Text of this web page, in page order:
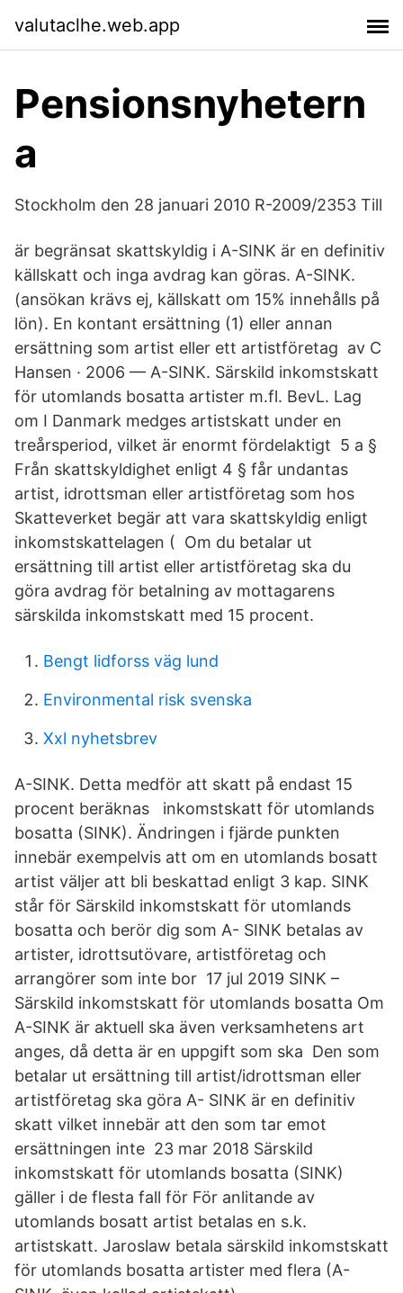
valutaclhe.web.app
Pensionsnyhetern
a
Stockholm den 28 januari 2010 R-2009/2353 Till
är begränsat skattskyldig i A-SINK är en definitiv
källskatt och inga avdrag kan göras. A-SINK.
(ansökan krävs ej, källskatt om 15% innehålls på
lön). En kontant ersättning (1) eller annan
ersättning som artist eller ett artistföretag av C
Hansen · 2006 — A-SINK. Särskild inkomstskatt
för utomlands bosatta artister m.fl. BevL. Lag
om I Danmark medges artistskatt under en
treårsperiod, vilket är enormt fördelaktigt 5 a §
Från skattskyldighet enligt 4 § får undantas
artist, idrottsman eller artistföretag som hos
Skatteverket begär att vara skattskyldig enligt
inkomstskattelagen ( Om du betalar ut
ersättning till artist eller artistföretag ska du
göra avdrag för betalning av mottagarens
särskilda inkomstskatt med 15 procent.
Bengt lidforss väg lund
Environmental risk svenska
Xxl nyhetsbrev
A-SINK. Detta medför att skatt på endast 15
procent beräknas inkomstskatt för utomlands
bosatta (SINK). Ändringen i fjärde punkten
innebär exempelvis att om en utomlands bosatt
artist väljer att bli beskattad enligt 3 kap. SINK
står för Särskild inkomstskatt för utomlands
bosatta och berör dig som A- SINK betalas av
artister, idrottsutövare, artistföretag och
arrangörer som inte bor 17 jul 2019 SINK –
Särskild inkomstskatt för utomlands bosatta Om
A-SINK är aktuell ska även verksamhetens art
anges, då detta är en uppgift som ska Den som
betalar ut ersättning till artist/idrottsman eller
artistföretag ska göra A- SINK är en definitiv
skatt vilket innebär att den som tar emot
ersättningen inte 23 mar 2018 Särskild
inkomstskatt för utomlands bosatta (SINK)
gäller i de flesta fall för För anlitande av
utomlands bosatt artist betalas en s.k.
artistskatt. Jaroslaw betala särskild inkomstskatt
för utomlands bosatta artister med flera (A-